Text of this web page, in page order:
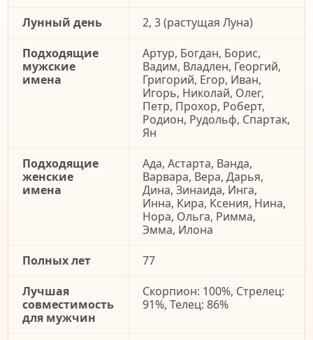
Лунный день
2, 3 (растущая Луна)
Подходящие
мужские
имена
Артур, Богдан, Борис,
Вадим, Владлен, Георгий,
Григорий, Егор, Иван,
Игорь, Николай, Олег,
Петр, Прохор, Роберт,
Родион, Рудольф, Спартак,
Ян
Подходящие
женские
имена
Ада, Астарта, Ванда,
Варвара, Вера, Дарья,
Дина, Зинаида, Инга,
Инна, Кира, Ксения, Нина,
Нора, Ольга, Римма,
Эмма, Илона
Полных лет
77
Лучшая
совместимость
для мужчин
Скорпион: 100%, Стрелец:
91%, Телец: 86%